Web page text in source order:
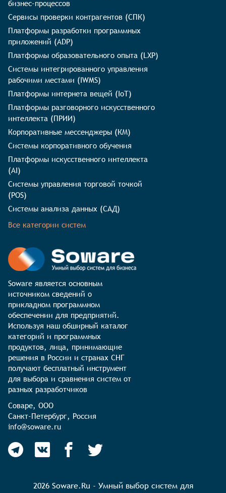
бизнес-процессов
Сервисы проверки контрагентов (СПК)
Платформы разработки программных
приложений (ADP)
Платформы образовательного опыта (LXP)
Системы интегрированного управления
рабочими местами (IWMS)
Платформы интернета вещей (IoT)
Платформы разговорного искусственного
интеллекта (ПРИИ)
Корпоративные мессенджеры (КМ)
Системы корпоративного обучения
Платформы искусственного интеллекта
(AI)
Системы управления торговой точкой
(POS)
Системы анализа данных (САД)
Все категории систем
Soware является основным
источником сведений о
прикладном программном
обеспечении для предприятий.
Используя наш обширный каталог
категорий и программных
продуктов, лица, принимающие
решения в России и странах СНГ
получают бесплатный инструмент
для выбора и сравнения систем от
разных разработчиков
Соваре, ООО
Санкт-Петербург, Россия
info@soware.ru
2026 Soware.Ru - Умный выбор систем для